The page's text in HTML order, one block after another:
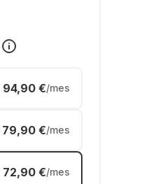
94,90 €/mes
79,90 €/mes
72,90 €/mes